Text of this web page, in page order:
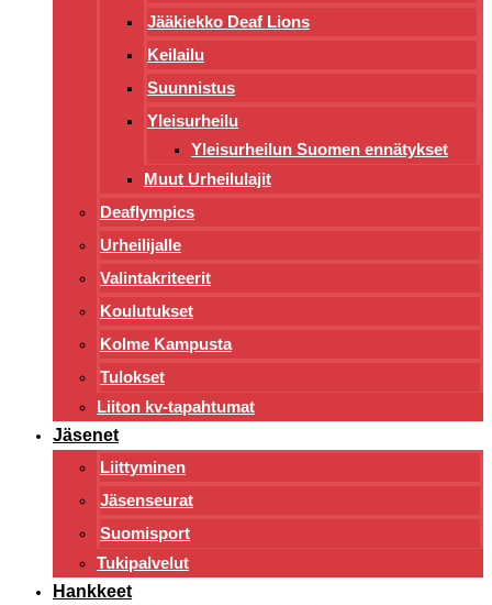
Jääkiekko Deaf Lions
Keilailu
Suunnistus
Yleisurheilu
Yleisurheilun Suomen ennätykset
Muut Urheilulajit
Deaflympics
Urheilijalle
Valintakriteerit
Koulutukset
Kolme Kampusta
Tulokset
Liiton kv-tapahtumat
Jäsenet
Liittyminen
Jäsenseurat
Suomisport
Tukipalvelut
Hankkeet